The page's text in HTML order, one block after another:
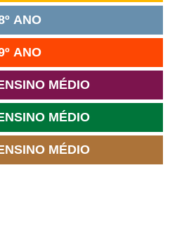
ANO
ANO
MÉDIO
MÉDIO
MÉDIO